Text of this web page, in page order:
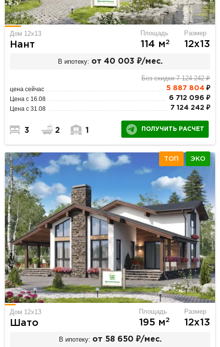
Дом 12x13
Нант
Площадь
114 м2
Размер
12х13
В ипотеку: от 40 003 ₽/мес.
Без скидки 7 124 242 ₽
цена сейчас 5 887 804₽
Цена с 16.08 6 712 096 ₽
Цена с 31.08 7 124 242 ₽
3 2 1 ПОЛУЧИТЬ РАСЧЕТ
ТОП ЭКО
Дом 12x13
Шато
Площадь
195 м2
Размер
12х13
В ипотеку: от 58 650 ₽/мес.